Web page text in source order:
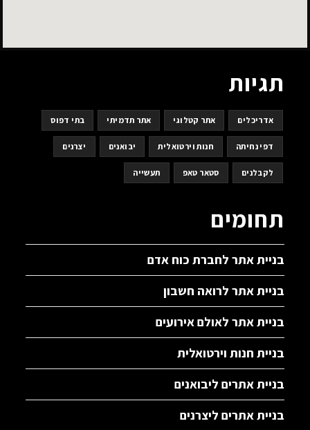
תגיות
אדריכלים אתר קטלוגי אתר תדמיתי בתי דפוס
דפי נחיתה חנות וירטואלית יבואנים יצרנים
לקבלנים סטאר טאפ תעשייה
תחומים
בניית אתר לחברת כוח אדם
בניית אתר לרואה חשבון
בניית אתר לאולם אירועים
בניית חנות וירטואלית
בניית אתרים ליבואנים
בניית אתרים ליצרנים